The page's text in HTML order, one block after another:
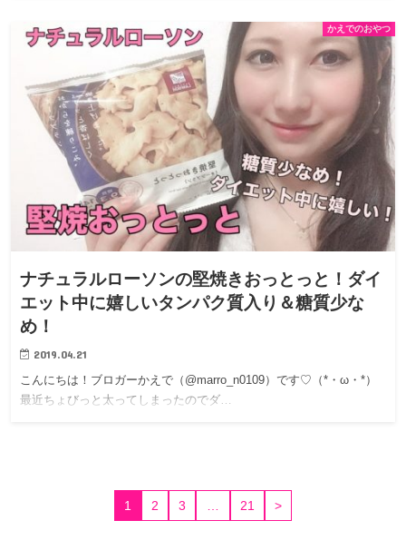
かえでのおやつ
ナチュラルローソンの堅焼きおっとっと！ダイ
エット中に嬉しいタンパク質入り＆糖質少な
め！
2019.04.21
こんにちは！ブロガーかえで（@marro_n0109）です♡（*・ω・*）
最近ちょびっと太ってしまったのでダ…
1 2 3 … 21 >